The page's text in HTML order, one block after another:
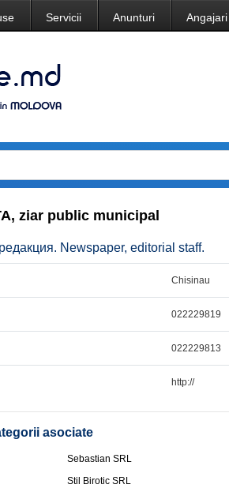
Servicii Anunturi Angajari
ziar public municipal
Newspaper, editorial staff.
Chisinau
022229819
022229813
http://
asociate
Sebastian SRL
Stil Birotic SRL